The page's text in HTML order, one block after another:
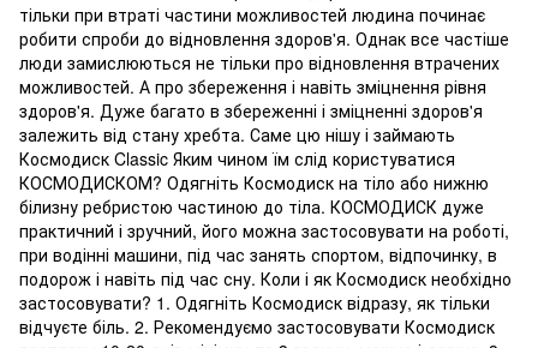
тільки при втраті частини можливостей людина починає
робити спроби до відновлення здоров'я. Однак все частіше
люди замислюються не тільки про відновлення втрачених
можливостей. А про збереження і навіть зміцнення рівня
здоров'я. Дуже багато в збереженні і зміцненні здоров'я
залежить від стану хребта. Саме цю нішу і займають
Космодиск Classic Яким чином їм слід користуватися
КОСМОДИСКОМ? Одягніть Космодиск на тіло або нижню
білизну ребристою частиною до тіла. КОСМОДИСК дуже
практичний і зручний, його можна застосовувати на роботі,
при водінні машини, під час занять спортом, відпочинку, в
подорож і навіть під час сну. Коли і як Космодиск необхідно
застосовувати? 1. Одягніть Космодиск відразу, як тільки
відчуєте біль. 2. Рекомендуємо застосовувати Космодиск